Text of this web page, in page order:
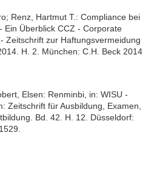
Renz, Hartmut T.: Compliance bei
Ein Überblick CCZ - Corporate
Zeitschrift zur Haftungsvermeidung
H. 2. München: C.H. Beck 2014
Elsen: Renminbi, in: WISU -
Zeitschrift für Ausbildung, Examen,
Bd. 42. H. 12. Düsseldorf: